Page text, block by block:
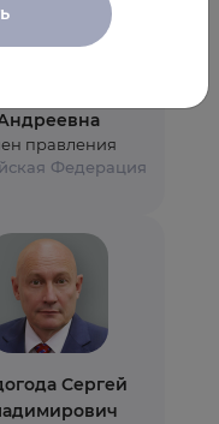
правления
Федерация
Сергей